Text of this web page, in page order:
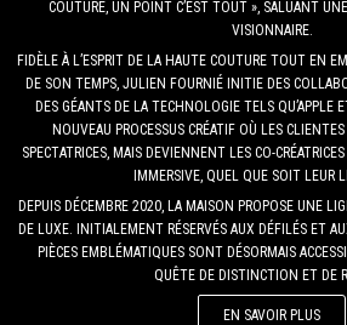
COUTURE, UN POINT C’EST TOUT », SALUANT
VISIONNAIRE.
FIDÈLE À L’ESPRIT DE LA HAUTE COUTURE TOUT EN
DE SON TEMPS, JULIEN FOURNIÉ INITIE DES
DES GÉANTS DE LA TECHNOLOGIE TELS QU’APPLE
NOUVEAU PROCESSUS CRÉATIF OÙ LES
SPECTATRICES, MAIS DEVIENNENT LES CO-
IMMERSIVE, QUEL QUE SOIT LEUR
DEPUIS DÉCEMBRE 2020, LA MAISON PROPOSE UNE
DE LUXE. INITIALEMENT RÉSERVÉS AUX DÉFILÉS ET
PIÈCES EMBLÉMATIQUES SONT DÉSORMAIS
QUÊTE DE DISTINCTION ET DE
EN SAVOIR PLUS